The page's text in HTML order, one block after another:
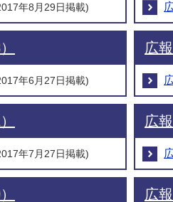
年8月29日掲載)
年6月27日掲載)
広
年7月27日掲載)
広
広